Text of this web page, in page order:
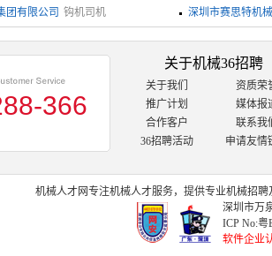
团有限公司 钩机司机 深圳市赛思特机
366
关于机械36招聘
关于我们
资质荣
推广计划
媒体报
合作客户
联系我
36招聘活动
申请友情
机械人才网专注机械人才服务，提供专业机械招聘
深圳市万
ICP No:粤
软件企业